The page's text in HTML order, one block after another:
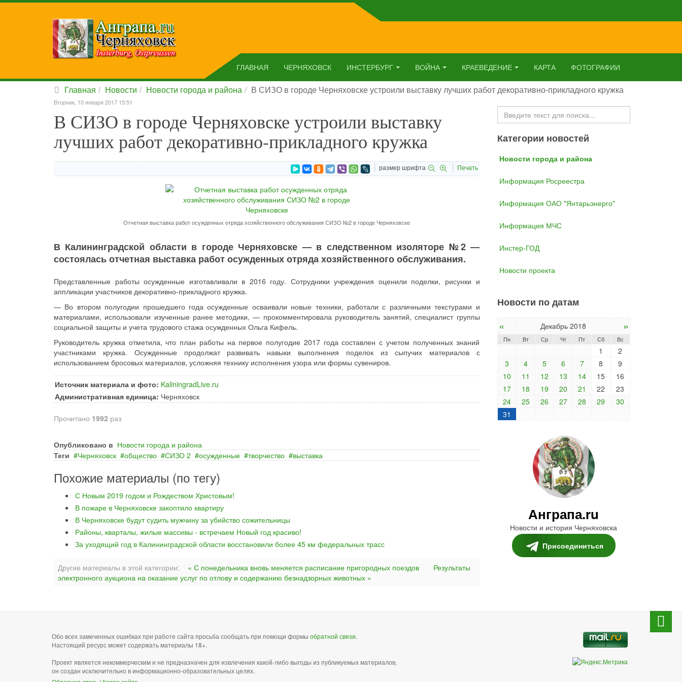
ГЛАВНАЯ ЧЕРНЯХОВСК ИНСТЕРБУРГ ВОЙНА КРАЕВЕДЕНИЕ КАРТА ФОТОГРАФИИ
Главная Новости Новости города и района В СИЗО в городе Черняховске устроили выставку лучших работ декоративно-прикладного кружка
Вторник, 10 января 2017 15:51
В СИЗО в городе Черняховске устроили выставку
лучших работ декоративно-прикладного кружка
размер шрифта Печать
Отчетная выставка работ осужденных отряда хозяйственного обслуживания СИЗО №2 в городе Черняховске
В Калининградской области в городе Черняховске — в следственном изоляторе №2 —
состоялась отчетная выставка работ осужденных отряда хозяйственного обслуживания.
Представленные работы осужденные изготавливали в 2016 году. Сотрудники учреждения оценили поделки, рисунки и
аппликации участников декоративно-прикладного кружка.
— Во втором полугодии прошедшего года осужденные осваивали новые техники, работали с различными текстурами и
материалами, использовали изученные ранее методики, — прокомментировала руководитель занятий, специалист группы
социальной защиты и учета трудового стажа осужденных Ольга Кифель.
Руководитель кружка отметила, что план работы на первое полугодие 2017 года составлен с учетом полученных знаний
участниками кружка. Осужденные продолжат развивать навыки выполнения поделок из сыпучих материалов с
использованием бросовых материалов, усложняя технику исполнения узора или формы сувениров.
Источник материала и фото: KaliningradLive.ru
Административная единица: Черняховск
Прочитано 1992 раз
Опубликовано в Новости города и района
Теги
Черняховск общество СИЗО 2 осужденные творчество выставка
Похожие материалы (по тегу)
С Новым 2019 годом и Рождеством Христовым!
В пожаре в Черняховске закоптило квартиру
В Черняховске будут судить мужчину за убийство сожительницы
Районы, кварталы, жилые массивы - встречаем Новый год красиво!
За уходящий год в Калининградской области восстановили более 45 км федеральных трасс
Другие материалы в этой категории: « С понедельника вновь меняется расписание пригородных поездов
Результаты
электронного аукциона на оказание услуг по отлову и содержанию безнадзорных животных »
Искать...
Категории новостей
Новости города и района
Информация Росреестра
Информация ОАО "Янтарьэнерго"
Информация МЧС
Инстер-ГОД
Новости проекта
Новости по датам
« Декабрь 2018 »
Пн Вт Ср Чт Пт Сб Вс
1
2
3
4 5 6 7 8
9
10
11 12 13 14 15
16
17
18 19 20 21 22
23
24
25 26 27 28 29
30
31
Анграпа.ru
Новости и история Черняховска
Присоединиться
Обо всех замеченных ошибках при работе сайта просьба сообщать при помощи формы обратной связи.
Настоящий ресурс может содержать материалы 18+.
Проект является некоммерческим и не предназначен для извлечения какой-либо выгоды из публикуемых материалов,
он создан исключительно в информационно-образовательных целях.